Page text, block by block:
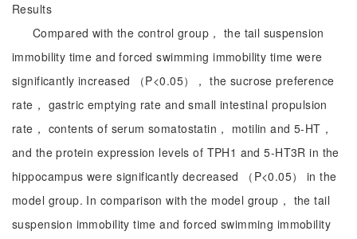
Results
Compared with the control group， the tail suspension
immobility time and forced swimming immobility time were
significantly increased （P<0.05）， the sucrose preference
rate， gastric emptying rate and small intestinal propulsion
rate， contents of serum somatostatin， motilin and 5-HT，
and the protein expression levels of TPH1 and 5-HT3R in the
hippocampus were significantly decreased （P<0.05） in the
model group. In comparison with the model group， the tail
suspension immobility time and forced swimming immobility